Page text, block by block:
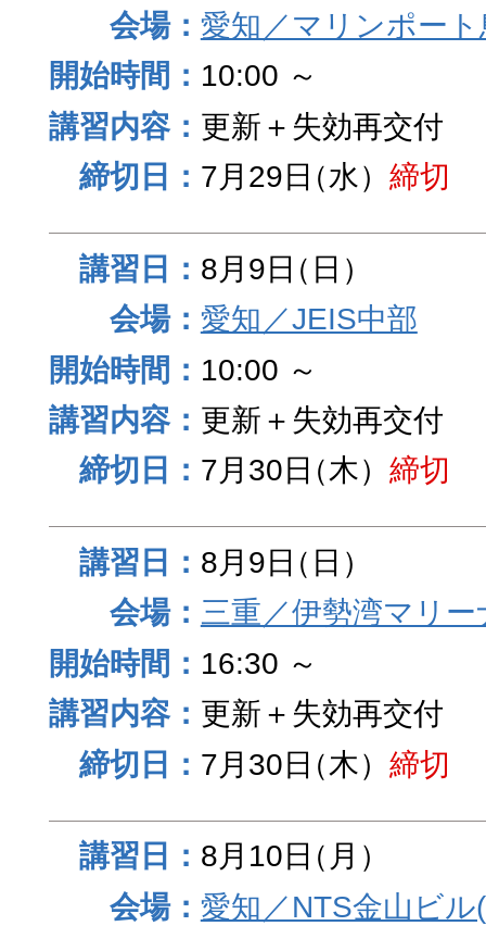
愛知／マリンポート
10:00 ～
更新＋失効再交付
7月29日（水） 締切
8月9日（日）
愛知／JEIS中部
10:00 ～
更新＋失効再交付
7月30日（木） 締切
8月9日（日）
三重／伊勢湾マリー
16:30 ～
更新＋失効再交付
7月30日（木） 締切
8月10日（月）
愛知／NTS金山ビ